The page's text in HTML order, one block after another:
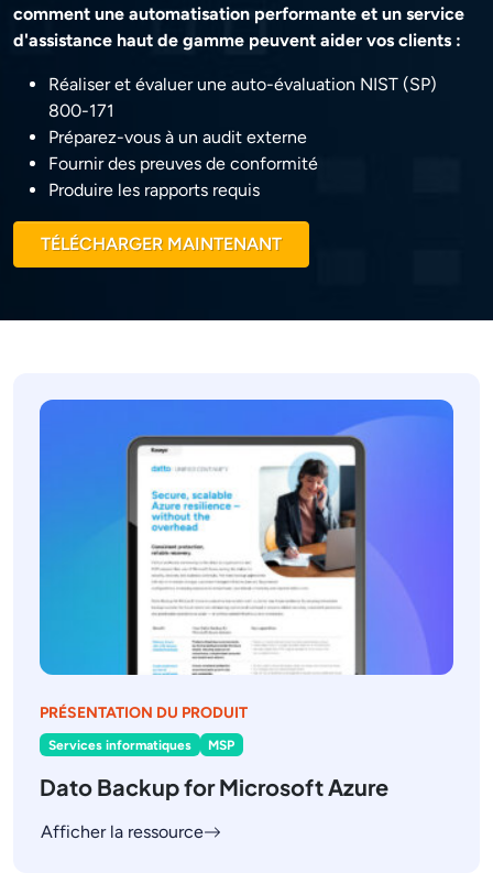
comment une automatisation performante et un service
d'assistance haut de gamme peuvent aider vos clients :
Réaliser et évaluer une auto-évaluation NIST (SP)
800-171
Préparez-vous à un audit externe
Fournir des preuves de conformité
Produire les rapports requis
TÉLÉCHARGER MAINTENANT
PRÉSENTATION DU PRODUIT
Services informatiques MSP
Dato Backup for Microsoft Azure
Afficher la ressource